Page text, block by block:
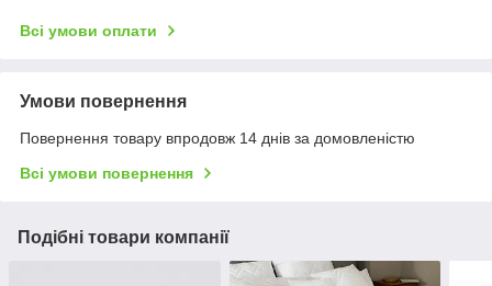
Всі умови оплати
Умови повернення
Повернення товару впродовж 14 днів за домовленістю
Всі умови повернення
Подібні товари компанії